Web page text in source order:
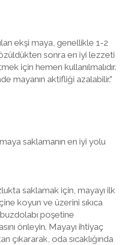
ekşi maya, genellikle 1-2
sonra en iyi lezzeti
için hemen kullanılmalıdır.
mayanın aktifliği azalabilir.”
saklamanın en iyi yolu
saklamak için, mayayı ilk
koyun ve üzerini sıkıca
buzdolabı poşetine
önleyin. Mayayı ihtiyaç
çıkararak, oda sıcaklığında